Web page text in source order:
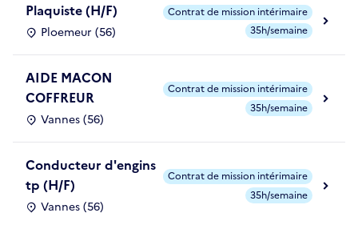
Plaquiste (H/F)
Ploemeur (56)
Contrat de mission intérimaire
35h/semaine
AIDE MACON
COFFREUR
Vannes (56)
Contrat de mission intérimaire
35h/semaine
Conducteur d'engins
tp (H/F)
Vannes (56)
Contrat de mission intérimaire
35h/semaine